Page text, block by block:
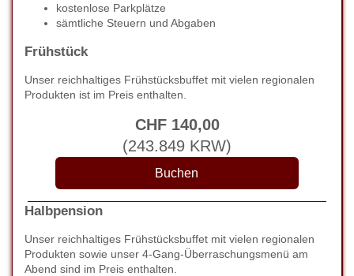
kostenlose Parkplätze
sämtliche Steuern und Abgaben
Frühstück
Unser reichhaltiges Frühstücksbuffet mit vielen regionalen
Produkten ist im Preis enthalten.
CHF 140,00
(243.849 KRW)
Halbpension
Unser reichhaltiges Frühstücksbuffet mit vielen regionalen
Produkten sowie unser 4-Gang-Überraschungsmenü am
Abend sind im Preis enthalten.